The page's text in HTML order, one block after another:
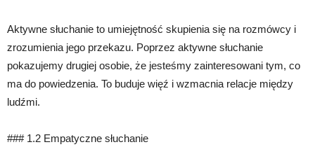
Aktywne słuchanie to umiejętność skupienia się na rozmówcy i
zrozumienia jego przekazu. Poprzez aktywne słuchanie
pokazujemy drugiej osobie, że jesteśmy zainteresowani tym, co
ma do powiedzenia. To buduje więź i wzmacnia relacje między
ludźmi.
### 1.2 Empatyczne słuchanie